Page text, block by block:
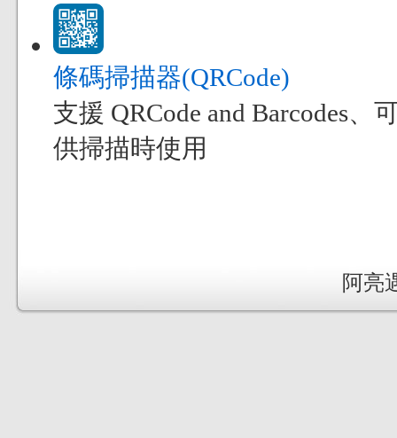
條碼掃描器(QRCode)
支援 QRCode and Barcodes
供掃描時使用
阿亮